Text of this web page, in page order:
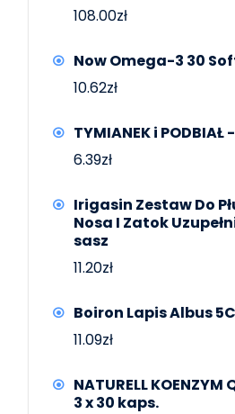
108.00zł
Now Omega-3 30
10.62zł
TYMIANEK i
6.39zł
Irigasin Zestaw Do
Nosa I Zatok
sasz
11.20zł
Boiron Lapis Albus
11.09zł
NATURELL KOENZYM
3 x 30 kaps.